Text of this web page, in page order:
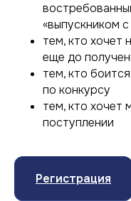
«выпускником
тем, кто хочет
еще до
тем, кто
по конкурсу
тем, кто хочет
поступлении
Регистрация